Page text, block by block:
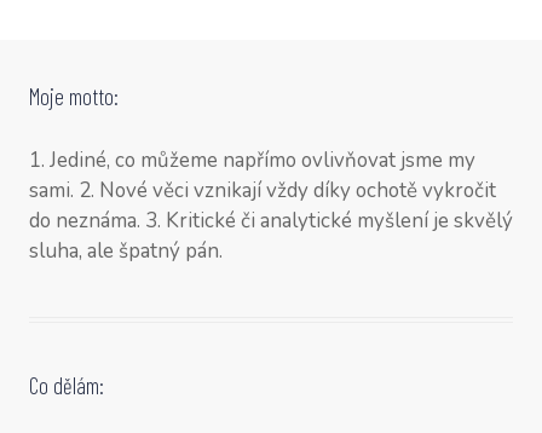
Moje motto:
1. Jediné, co můžeme napřímo ovlivňovat jsme my
sami. 2. Nové věci vznikají vždy díky ochotě vykročit
do neznáma. 3. Kritické či analytické myšlení je skvělý
sluha, ale špatný pán.
Co dělám: